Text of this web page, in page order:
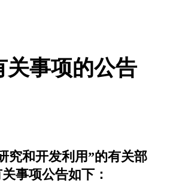
关事项的公告
究和开发利用”的有关部
事项公告如下：